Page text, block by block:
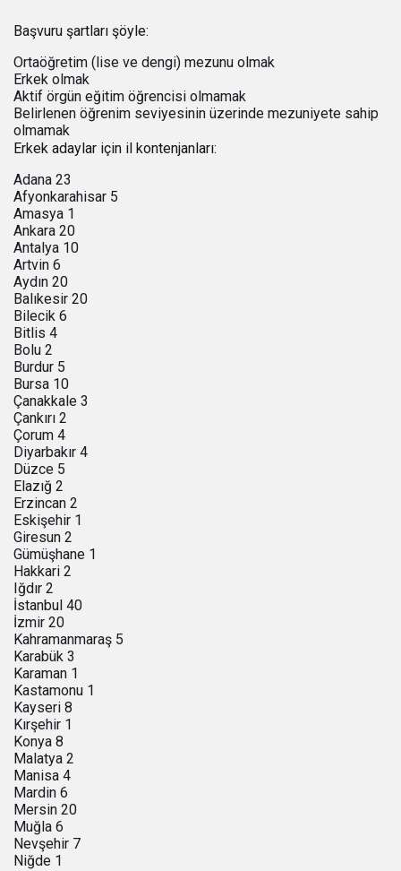
Başvuru şartları şöyle:
Ortaöğretim (lise ve dengi) mezunu olmak
Erkek olmak
Aktif örgün eğitim öğrencisi olmamak
Belirlenen öğrenim seviyesinin üzerinde mezuniyete sahip
olmamak
Erkek adaylar için il kontenjanları:
Adana 23
Afyonkarahisar 5
Amasya 1
Ankara 20
Antalya 10
Artvin 6
Aydın 20
Balıkesir 20
Bilecik 6
Bitlis 4
Bolu 2
Burdur 5
Bursa 10
Çanakkale 3
Çankırı 2
Çorum 4
Diyarbakır 4
Düzce 5
Elazığ 2
Erzincan 2
Eskişehir 1
Giresun 2
Gümüşhane 1
Hakkari 2
Iğdır 2
İstanbul 40
İzmir 20
Kahramanmaraş 5
Karabük 3
Karaman 1
Kastamonu 1
Kayseri 8
Kırşehir 1
Konya 8
Malatya 2
Manisa 4
Mardin 6
Mersin 20
Muğla 6
Nevşehir 7
Niğde 1